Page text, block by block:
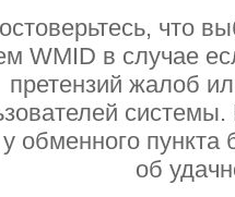
что
WMID в случае
претензий жалоб
обменного
об